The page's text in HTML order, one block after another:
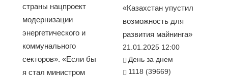
страны нацпроект
модернизации
энергетического и
коммунального
секторов». «Если бы
я стал министром
«Казахстан упустил
возможность для
развития майнинга»
21.01.2025 12:00
День за днем
1118 (39669)